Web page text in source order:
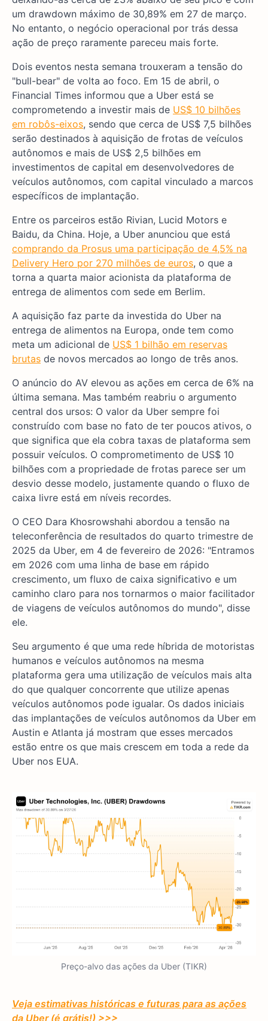
um drawdown máximo de 30,89% em 27 de março.
No entanto, o negócio operacional por trás dessa
ação de preço raramente pareceu mais forte.
Dois eventos nesta semana trouxeram a tensão do
"bull-bear" de volta ao foco. Em 15 de abril, o
Financial Times informou que a Uber está se
comprometendo a investir mais de US$ 10 bilhões
em robôs-eixos, sendo que cerca de US$ 7,5 bilhões
serão destinados à aquisição de frotas de veículos
autônomos e mais de US$ 2,5 bilhões em
investimentos de capital em desenvolvedores de
veículos autônomos, com capital vinculado a marcos
específicos de implantação.
Entre os parceiros estão Rivian, Lucid Motors e
Baidu, da China. Hoje, a Uber anunciou que está
comprando da Prosus uma participação de 4,5% na
Delivery Hero por 270 milhões de euros, o que a
torna a quarta maior acionista da plataforma de
entrega de alimentos com sede em Berlim.
A aquisição faz parte da investida do Uber na
entrega de alimentos na Europa, onde tem como
meta um adicional de US$ 1 bilhão em reservas
brutas de novos mercados ao longo de três anos.
O anúncio do AV elevou as ações em cerca de 6% na
última semana. Mas também reabriu o argumento
central dos ursos: O valor da Uber sempre foi
construído com base no fato de ter poucos ativos, o
que significa que ela cobra taxas de plataforma sem
possuir veículos. O comprometimento de US$ 10
bilhões com a propriedade de frotas parece ser um
desvio desse modelo, justamente quando o fluxo de
caixa livre está em níveis recordes.
O CEO Dara Khosrowshahi abordou a tensão na
teleconferência de resultados do quarto trimestre de
2025 da Uber, em 4 de fevereiro de 2026: "Entramos
em 2026 com uma linha de base em rápido
crescimento, um fluxo de caixa significativo e um
caminho claro para nos tornarmos o maior facilitador
de viagens de veículos autônomos do mundo", disse
ele.
Seu argumento é que uma rede híbrida de motoristas
humanos e veículos autônomos na mesma
plataforma gera uma utilização de veículos mais alta
do que qualquer concorrente que utilize apenas
veículos autônomos pode igualar. Os dados iniciais
das implantações de veículos autônomos da Uber em
Austin e Atlanta já mostram que esses mercados
estão entre os que mais crescem em toda a rede da
Uber nos EUA.
Preço-alvo das ações da Uber (TIKR)
Veja estimativas históricas e futuras para as ações
da Uber (é grátis!) >>>